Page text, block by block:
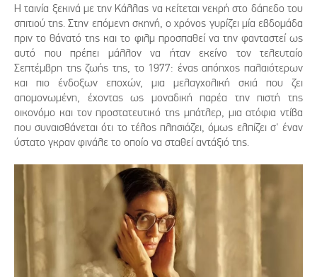
Η ταινία ξεκινά με την Κάλλας να κείτεται νεκρή στο δάπεδο του
σπιτιού της. Στην επόμενη σκηνή, ο χρόνος γυρίζει μία εβδομάδα
πριν το θάνατό της και το φιλμ προσπαθεί να την φανταστεί ως
αυτό που πρέπει μάλλον να ήταν εκείνο τον τελευταίο
Σεπτέμβρη της ζωής της, το 1977: ένας απόηχος παλαιότερων
και πιο ένδοξων εποχών, μια μελαγχολική σκιά που ζει
απομονωμένη, έχοντας ως μοναδική παρέα την πιστή της
οικονόμο και τον προστατευτικό της μπάτλερ, μια ατόφια ντίβα
που συναισθάνεται ότι το τέλος πλησιάζει, όμως ελπίζει σ' έναν
ύστατο γκραν φινάλε το οποίο να σταθεί αντάξιό της.